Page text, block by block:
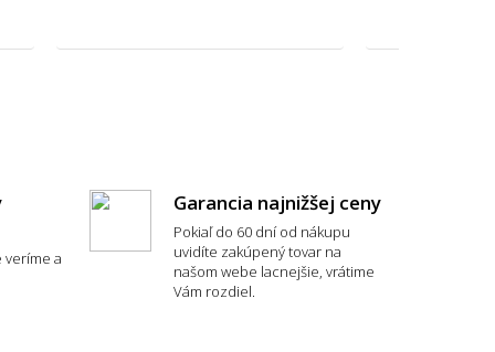
koberca je najpohodlnejší?
veríme a
Garancia najnižšej ceny
Pokiaľ do 60 dní od nákupu
uvidíte zakúpený tovar na
našom webe lacnejšie, vrátime
Vám rozdiel.